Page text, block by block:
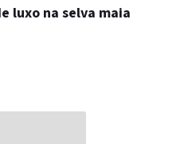
luxo na selva maia